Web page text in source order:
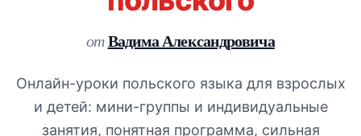
отВадима Александровича
Онлайн-уроки польского языка для взрослых
и детей: мини-группы и индивидуальные
занятия, понятная программа, сильная